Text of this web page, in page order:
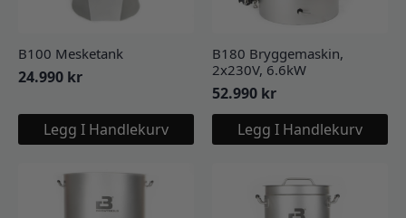
B100 Mesketank
24.990 kr
Legg I Handlekurv
B180 Bryggemaskin,
2x230V, 6.6kW
52.990 kr
Legg I Handlekurv